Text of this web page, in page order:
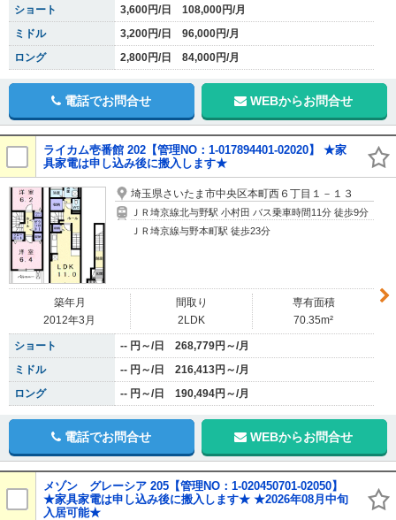
ショート
3,600円/日 108,000円/月
ミドル
3,200円/日 96,000円/月
ロング
2,800円/日 84,000円/月
電話でお問合せ WEBからお問合せ
ライカム壱番館 202【管理NO：1-017894401-02020】 ★家
具家電は申し込み後に搬入します★
埼玉県さいたま市中央区本町西６丁目１－１３
ＪＲ埼京線北与野駅 小村田 バス乗車時間11分 徒歩9分
ＪＲ埼京線与野本町駅 徒歩23分
築年月
2012年3月
間取り
2LDK
専有面積
70.35m²
ショート
-- 円～/日 268,779円～/月
ミドル
-- 円～/日 216,413円～/月
ロング
-- 円～/日 190,494円～/月
電話でお問合せ WEBからお問合せ
メゾン グレーシア 205【管理NO：1-020450701-02050】
★家具家電は申し込み後に搬入します★ ★2026年08月中旬
入居可能★